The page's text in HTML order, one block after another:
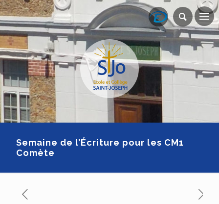
Semaine de l’Écriture pour les CM1
Comète